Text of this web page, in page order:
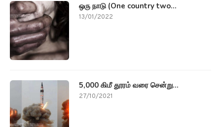
ஒரு நாடு (One country two...
13/01/2022
5,000 கிமீ தூரம் வரை சென்று...
27/10/2021